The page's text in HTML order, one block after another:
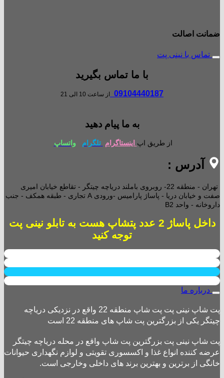
ضمانت اصالت
تماس با نینی پت
با ما تماس بگیرید
09104440187 از ساعت 10 الی 21
به ما پیام دهید
از طریق اپ اینستاگرام تلگرام واتساپ
آدرس :
تهران - منطقه 22- روبروی باملند دریاچه چیتگر - تقاطع خیابان امیری
صفت و خیابان دریا - پاساژ پارامیس -ورودی A تجاری -
طبقه همکف - جنب
داروخانه - واحد B2
داخل پاساژ 2 عدد پتشاپ هست به تابلو نینی پت
توجه کنید
درباره ما
پت شاپ نینی پت پت شاپ منطقه 22 واقع در نزدیکی دریاچه
چیتگر یکی از بزرگترین پت شاپ های منطقه 22 است
پت شاپ نینی پت بزرگترین پت شاپ واقع در محله دریاچه چیتگر
عرضه کننده انواع غذا و اکسسوری تقویتی و لوازم نگهداری حیوانات
خانگی از برترین و بهترین برند های داخلی وخارجی است.